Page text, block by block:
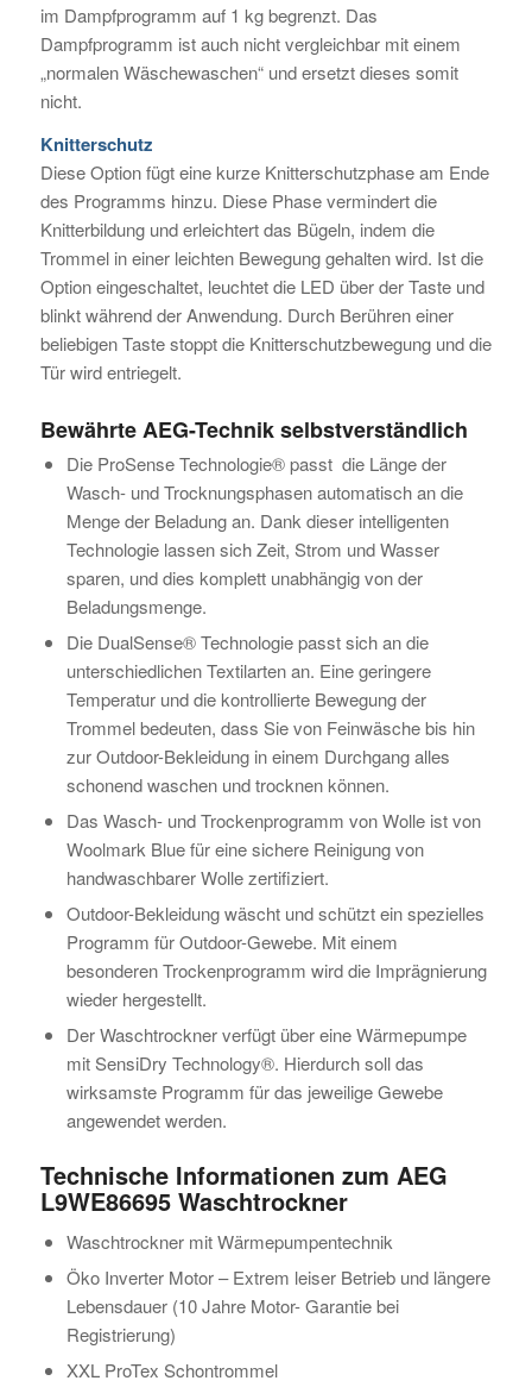
im Dampfprogramm auf 1 kg begrenzt. Das
Dampfprogramm ist auch nicht vergleichbar mit einem
„normalen Wäschewaschen“ und ersetzt dieses somit
nicht.
Knitterschutz
Diese Option fügt eine kurze Knitterschutzphase am Ende
des Programms hinzu. Diese Phase vermindert die
Knitterbildung und erleichtert das Bügeln, indem die
Trommel in einer leichten Bewegung gehalten wird. Ist die
Option eingeschaltet, leuchtet die LED über der Taste und
blinkt während der Anwendung. Durch Berühren einer
beliebigen Taste stoppt die Knitterschutzbewegung und die
Tür wird entriegelt.
Bewährte AEG-Technik selbstverständlich
Die ProSense Technologie® passt die Länge der
Wasch- und Trocknungsphasen automatisch an die
Menge der Beladung an. Dank dieser intelligenten
Technologie lassen sich Zeit, Strom und Wasser
sparen, und dies komplett unabhängig von der
Beladungsmenge.
Die DualSense® Technologie passt sich an die
unterschiedlichen Textilarten an. Eine geringere
Temperatur und die kontrollierte Bewegung der
Trommel bedeuten, dass Sie von Feinwäsche bis hin
zur Outdoor-Bekleidung in einem Durchgang alles
schonend waschen und trocknen können.
Das Wasch- und Trockenprogramm von Wolle ist von
Woolmark Blue für eine sichere Reinigung von
handwaschbarer Wolle zertifiziert.
Outdoor-Bekleidung wäscht und schützt ein spezielles
Programm für Outdoor-Gewebe. Mit einem
besonderen Trockenprogramm wird die Imprägnierung
wieder hergestellt.
Der Waschtrockner verfügt über eine Wärmepumpe
mit SensiDry Technology®. Hierdurch soll das
wirksamste Programm für das jeweilige Gewebe
angewendet werden.
Technische Informationen zum AEG
L9WE86695 Waschtrockner
Waschtrockner mit Wärmepumpentechnik
Öko Inverter Motor – Extrem leiser Betrieb und längere
Lebensdauer (10 Jahre Motor- Garantie bei
Registrierung)
XXL ProTex Schontrommel